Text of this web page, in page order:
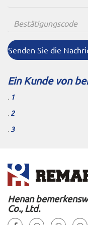
Senden Sie die
Ein Kunde von
. 1
. 2
. 3
Henan
Co., Ltd.